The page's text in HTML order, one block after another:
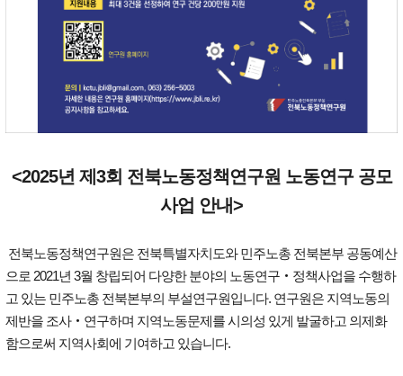
<2025년 제3회 전북노동정책연구원 노동연구 공모
사업 안내>
전북노동정책연구원은 전북특별자치도와 민주노총 전북본부 공동예산
으로 2021년 3월 창립되어 다양한 분야의 노동연구‧정책사업을 수행하
고 있는 민주노총 전북본부의 부설연구원입니다. 연구원은 지역노동의
제반을 조사‧연구하며 지역노동문제를 시의성 있게 발굴하고 의제화
함으로써 지역사회에 기여하고 있습니다.